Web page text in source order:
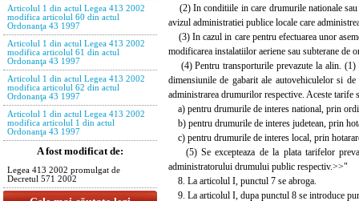
Articolul 1 din actul Legea 413 2002
modifica articolul 60 din actul
Ordonanţa 43 1997
Articolul 1 din actul Legea 413 2002
modifica articolul 61 din actul
Ordonanţa 43 1997
Articolul 1 din actul Legea 413 2002
modifica articolul 62 din actul
Ordonanţa 43 1997
Articolul 1 din actul Legea 413 2002
modifica articolul 1 din actul
Ordonanţa 43 1997
A fost modificat de:
Legea 413 2002 promulgat de
Decretul 571 2002
(2) In conditiile in care drumurile nationale sau
avizul administratiei publice locale care
(3) In cazul in care pentru efectuarea unor
modificarea instalatiilor aeriene sau subterane de
(4) Pentru transporturile prevazute la alin. (1)
dimensiunile de gabarit ale autovehiculelor si
administrarea drumurilor respective. Aceste
a) pentru drumurile de interes national, prin
b) pentru drumurile de interes judetean, prin
c) pentru drumurile de interes local, prin
(5) Se excepteaza de la plata tarifelor
administratorului drumului public respectiv.>>"
8. La articolul I, punctul 7 se abroga.
9. La articolul I, dupa punctul 8 se introduce